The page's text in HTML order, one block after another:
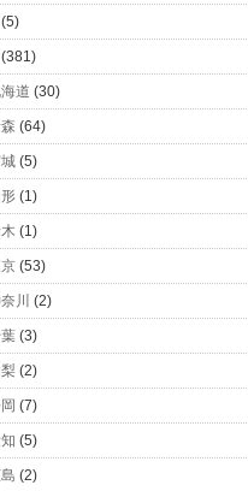
(5)
(381)
道 (30)
(64)
(5)
(1)
(1)
(53)
川 (2)
(3)
(2)
(7)
(5)
(2)